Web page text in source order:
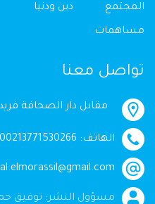
المجتمع
مساهمات
دين ودنيا
تواصل معنا
مقابل دار الصحافة
الهاتف: 00213771530266
مسؤول النشر: توفيق